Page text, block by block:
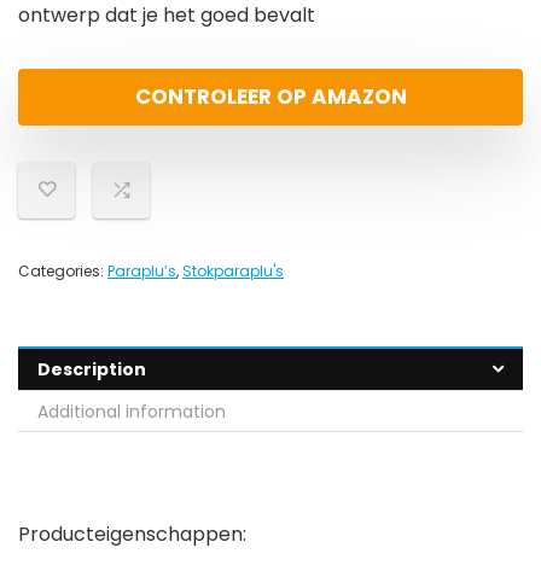
ontwerp dat je het goed bevalt
CONTROLEER OP AMAZON
Categories: Paraplu’s,Stokparaplu's
Description
Additional information
Producteigenschappen: